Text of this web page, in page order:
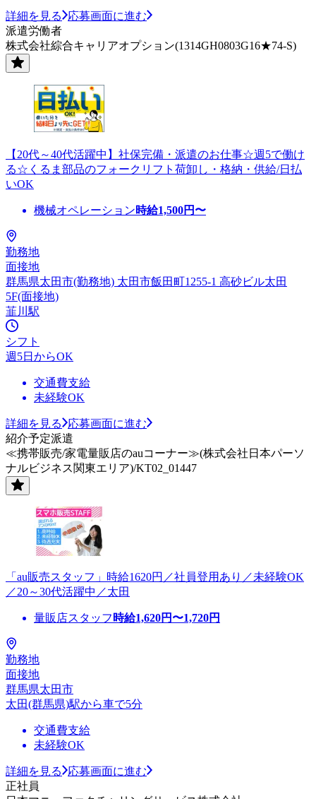
詳細を見る
応募画面に進む
派遣労働者
株式会社綜合キャリアオプション(1314GH0803G16★74-S)
【20代～40代活躍中】社保完備・派遣のお仕事☆週5で働け
る☆くるま部品のフォークリフト荷卸し・格納・供給/日払
いOK
機械オペレーション時給1,500円〜
勤務地
面接地
群馬県太田市(勤務地) 太田市飯田町1255-1 高砂ビル太田
5F(面接地)
韮川駅
シフト
週5日からOK
交通費支給
未経験OK
詳細を見る
応募画面に進む
紹介予定派遣
≪携帯販売/家電量販店のauコーナー≫(株式会社日本パーソ
ナルビジネス関東エリア)/KT02_01447
「au販売スタッフ」時給1620円／社員登用あり／未経験OK
／20～30代活躍中／太田
量販店スタッフ 時給1,620円〜1,720円
勤務地
面接地
群馬県太田市
太田(群馬県)駅から車で5分
交通費支給
未経験OK
詳細を見る
応募画面に進む
正社員